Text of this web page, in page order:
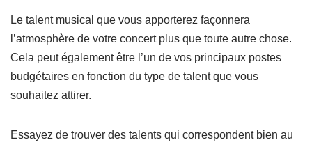
Le talent musical que vous apporterez façonnera
l’atmosphère de votre concert plus que toute autre chose.
Cela peut également être l’un de vos principaux postes
budgétaires en fonction du type de talent que vous
souhaitez attirer.
Essayez de trouver des talents qui correspondent bien au